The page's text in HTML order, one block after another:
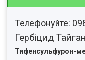
Телефонуйте:
Гербіцид Тайган
Тифенсульфурон-